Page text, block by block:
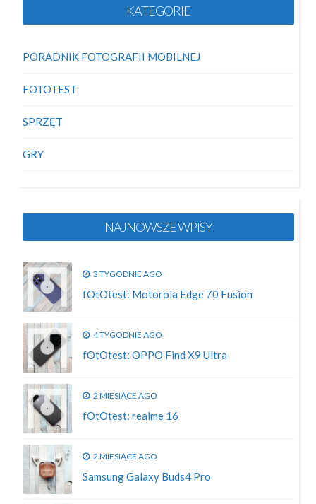
KATEGORIE
PORADNIK FOTOGRAFII MOBILNEJ
FOTOTEST
SPRZĘT
GRY
NAJNOWSZE WPISY
3 TYGODNIE AGO
fOtOtest: Motorola Edge 70 Fusion
4 TYGODNIE AGO
fOtOtest: OPPO Find X9 Ultra
2 MIESIĄCE AGO
fOtOtest: realme 16
2 MIESIĄCE AGO
Samsung Galaxy Buds4 Pro